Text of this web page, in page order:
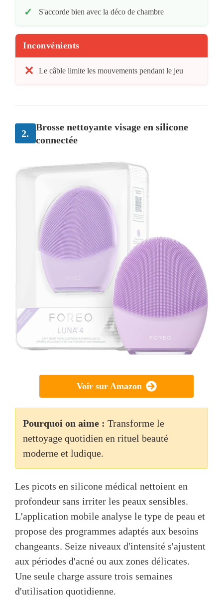
S'accorde bien avec la déco de chambre
Inconvénients
Le câble limite les mouvements pendant le jeu
2.
Brosse nettoyante visage en silicone
connectée
Voir sur Amazon
Pourquoi on aime : Transforme le
nettoyage quotidien en rituel beauté
moderne et ludique.
Les picots en silicone médical nettoient en
profondeur sans irriter les peaux sensibles.
L'application mobile analyse le type de peau et
propose des programmes adaptés aux besoins
changeants. Seize niveaux d'intensité s'ajustent
aux périodes d'acné ou aux zones délicates.
Une seule charge assure trois semaines
d'utilisation quotidienne.